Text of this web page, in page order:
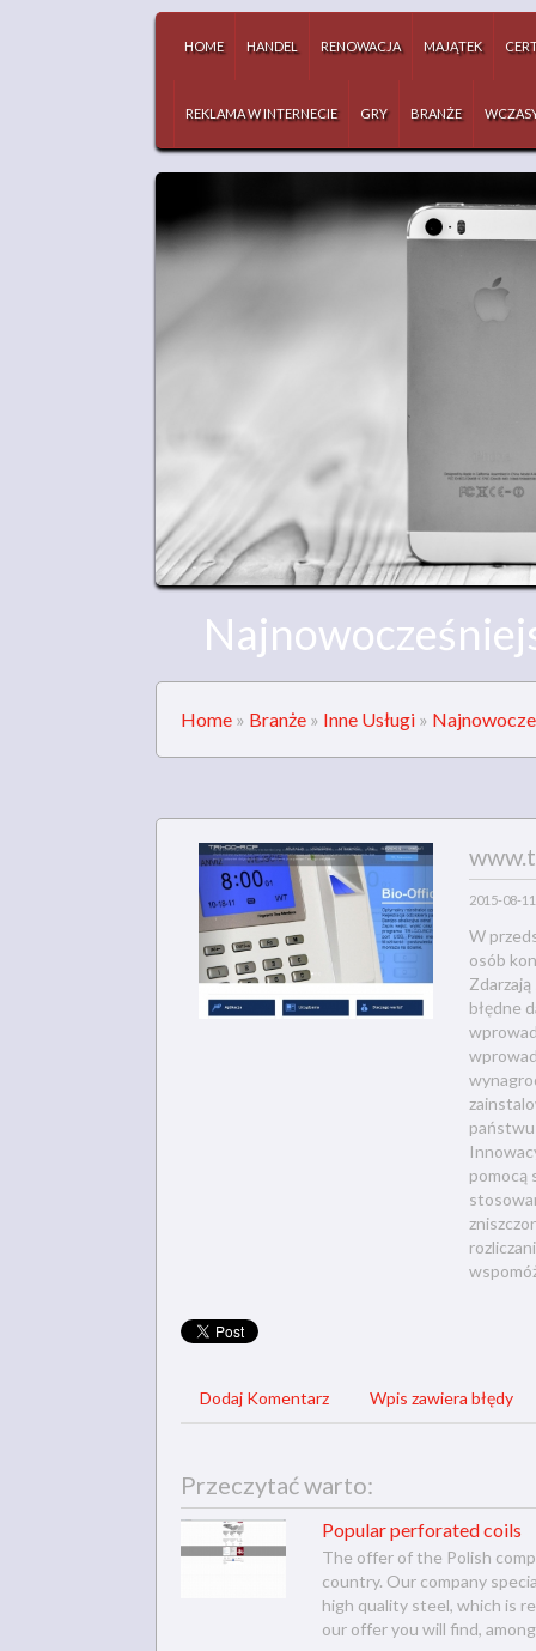
HOME HANDEL RENOWACJA MAJĄTEK
REKLAMA W INTERNECIE GRY BRANŻE
Home » Branże » Inne Usługi »
2015-08-11
W
osób
błędne
pomocą
Dodaj Komentarz Wpis zawiera błędy
Przeczytać warto:
Popular perforated coils
The offer of the Polish
country. Our company
high quality steel, which is
our offer you will find,